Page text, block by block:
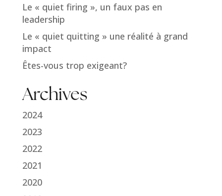
Le « quiet firing », un faux pas en
leadership
Le « quiet quitting » une réalité à grand
impact
Êtes-vous trop exigeant?
Archives
2024
2023
2022
2021
2020